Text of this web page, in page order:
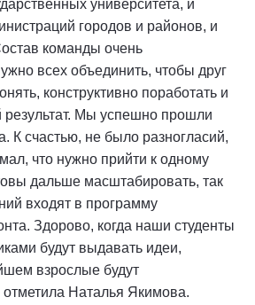
университета, и
городов и районов, и
команды очень
всех объединить, чтобы друг
конструктивно поработать и
результат. Мы успешно прошли
К счастью, не было разногласий,
что нужно прийти к одному
дальше масштабировать, так
входят в программу
Здорово, когда наши студенты
будут выдавать идеи,
взрослые будут
Наталья Якимова.